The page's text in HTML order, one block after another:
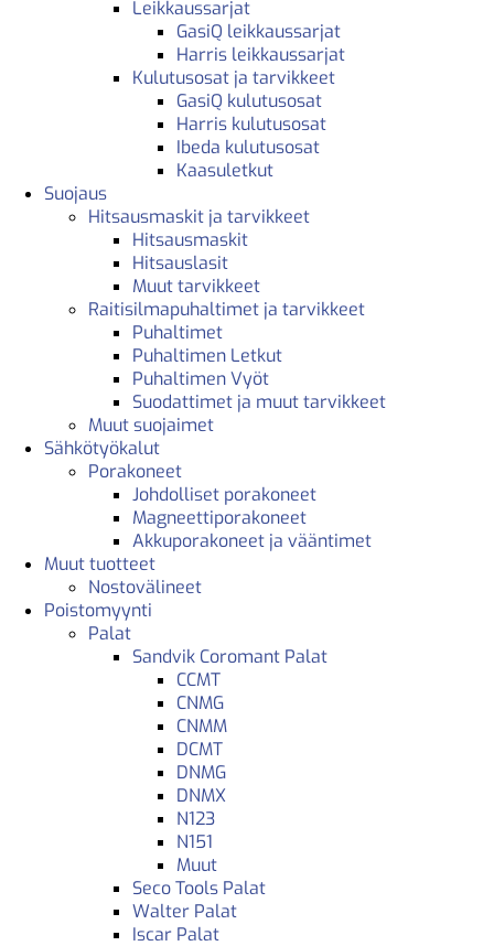
Leikkaussarjat
GasiQ leikkaussarjat
Harris leikkaussarjat
Kulutusosat ja tarvikkeet
GasiQ kulutusosat
Harris kulutusosat
Ibeda kulutusosat
Kaasuletkut
Suojaus
Hitsausmaskit ja tarvikkeet
Hitsausmaskit
Hitsauslasit
Muut tarvikkeet
Raitisilmapuhaltimet ja tarvikkeet
Puhaltimet
Puhaltimen Letkut
Puhaltimen Vyöt
Suodattimet ja muut tarvikkeet
Muut suojaimet
Sähkötyökalut
Porakoneet
Johdolliset porakoneet
Magneettiporakoneet
Akkuporakoneet ja vääntimet
Muut tuotteet
Nostovälineet
Poistomyynti
Palat
Sandvik Coromant Palat
CCMT
CNMG
CNMM
DCMT
DNMG
DNMX
N123
N151
Muut
Seco Tools Palat
Walter Palat
Iscar Palat